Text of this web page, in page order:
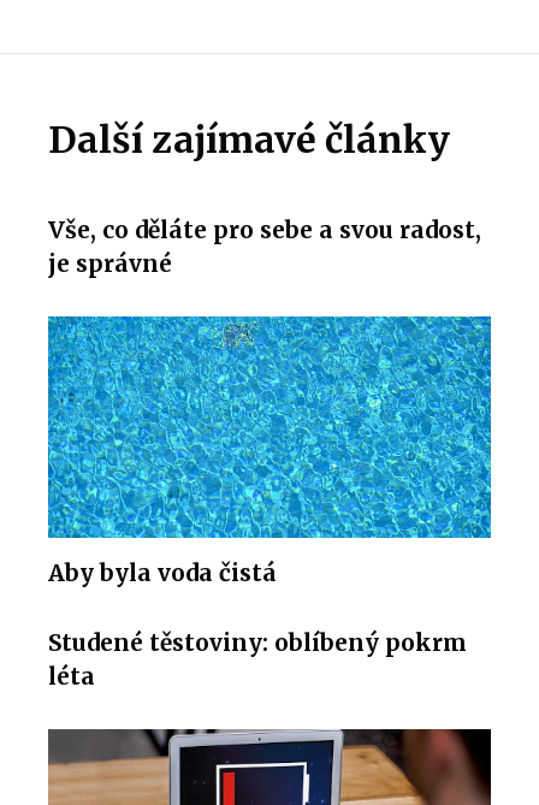
Další zajímavé články
Vše, co děláte pro sebe a svou radost,
je správné
Aby byla voda čistá
Studené těstoviny: oblíbený pokrm
léta